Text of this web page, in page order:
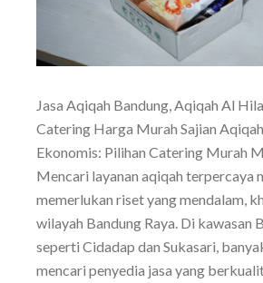
Jasa Aqiqah Bandung, Aqiqah Al
Catering Harga Murah Sajian
Ekonomis: Pilihan Catering Murah
Mencari layanan aqiqah terpercaya
memerlukan riset yang mendalam,
wilayah Bandung Raya. Di kawasan
seperti Cidadap dan Sukasari,
mencari penyedia jasa yang